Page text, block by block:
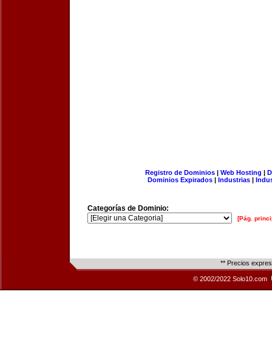
Registro de Dominios| Web Hosting |
Dominios Expirados | Industrias |
Categorías de Dominio:
[Pág.
** Precios
© 2002/2022 Solo10.com